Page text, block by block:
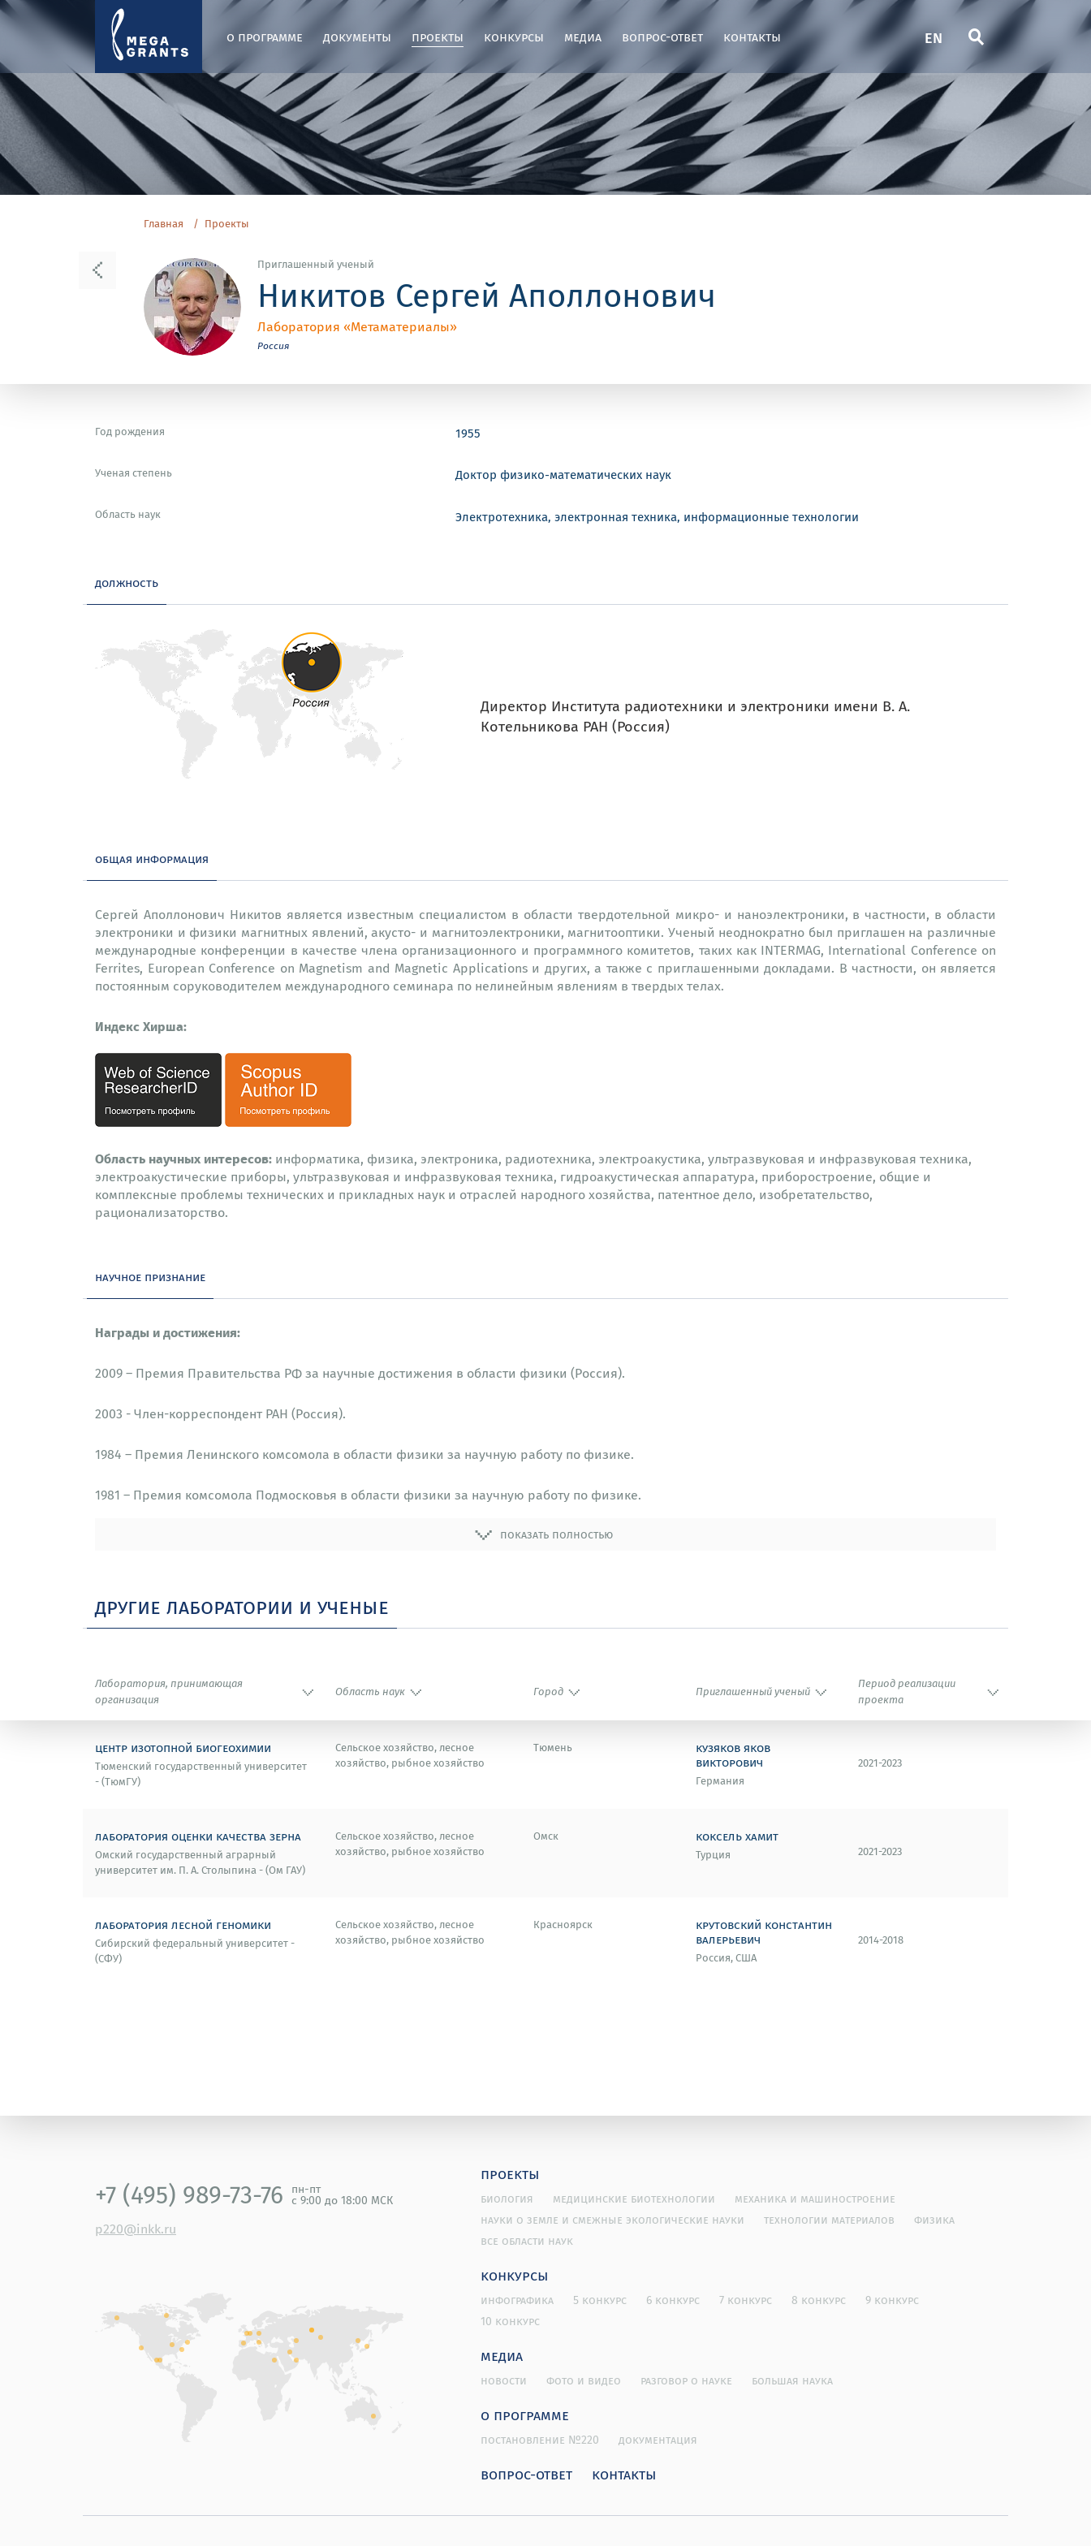
о программе документы проекты конкурсы медиа вопрос-ответ контакты EN
Главная Проекты
Приглашенный ученый
Никитов Сергей Аполлонович
Лаборатория «Метаматериалы»
Россия
Год рождения 1955
Ученая степень Доктор физико-математических наук
Область наук Электротехника, электронная техника, информационные технологии
должность
Директор Института радиотехники и электроники имени В. А.
Котельникова РАН (Россия)
общая информация
Сергей Аполлонович Никитов является известным специалистом в области твердотельной микро- и наноэлектроники, в частности, в области
электроники и физики магнитных явлений, акусто- и магнитоэлектроники, магнитооптики. Ученый неоднократно был приглашен на различные
международные конференции в качестве члена организационного и программного комитетов, таких как INTERMAG, International Conference on
Ferrites, European Conference on Magnetism and Magnetic Applications и других, а также с приглашенными докладами. В частности, он является
постоянным соруководителем международного семинара по нелинейным явлениям в твердых телах.
Индекс Хирша:
Область научных интересов: информатика, физика, электроника, радиотехника, электроакустика, ультразвуковая и инфразвуковая техника,
электроакустические приборы, ультразвуковая и инфразвуковая техника, гидроакустическая аппаратура, приборостроение, общие и
комплексные проблемы технических и прикладных наук и отраслей народного хозяйства, патентное дело, изобретательство,
рационализаторство.
научное признание
Награды и достижения:
2009 – Премия Правительства РФ за научные достижения в области физики (Россия).
2003 - Член-корреспондент РАН (Россия).
1984 – Премия Ленинского комсомола в области физики за научную работу по физике.
1981 – Премия комсомола Подмосковья в области физики за научную работу по физике.
показать полностью
другие лаборатории и ученые
Лаборатория, принимающая
организация
Область наук Город Приглашенный ученый
Период реализации
проекта
центр изотопной биогеохимии
Тюменский государственный университет
- (ТюмГУ)
Сельское хозяйство, лесное
хозяйство, рыбное хозяйство
Тюмень
кузяков яков
викторович
Германия
2021-2023
лаборатория оценки качества зерна
Омский государственный аграрный
университет им. П. А. Столыпина - (Ом ГАУ)
Сельское хозяйство, лесное
хозяйство, рыбное хозяйство
Омск коксель хамит
Турция 2021-2023
лаборатория лесной геномики
Сибирский федеральный университет -
(СФУ)
Сельское хозяйство, лесное
хозяйство, рыбное хозяйство
Красноярск
крутовский константин
валерьевич
Россия, США
2014-2018
+7 (495) 989-73-76 пн-пт
с 9:00 до 18:00 МСК
p220@inkk.ru
проекты
биология медицинские биотехнологии
механика и машиностроение
науки о земле и смежные экологические науки
технологии материалов
физика
все области наук
конкурсы
инфографика 5 конкурс 6 конкурс 7 конкурс 8 конкурс
9 конкурс
10 конкурс
медиа
новости фото и видео разговор о науке большая наука
о программе
постановление №220 документация
вопрос-ответ контакты